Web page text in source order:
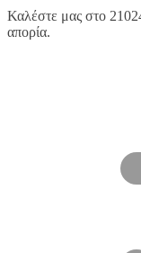
Καλέστε μας στο
απορία.